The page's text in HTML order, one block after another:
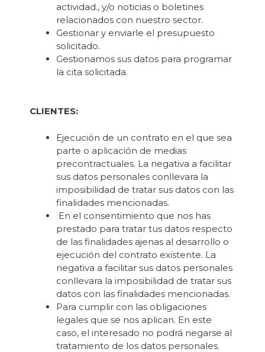
actividad., y/o noticias o boletines
relacionados con nuestro sector.
Gestionar y enviarle el presupuesto
solicitado.
Gestionamos sus datos para programar
la cita solicitada.
CLIENTES:
Ejecución de un contrato en el que sea
parte o aplicación de medias
precontractuales. La negativa a facilitar
sus datos personales conllevara la
imposibilidad de tratar sus datos con las
finalidades mencionadas.
En el consentimiento que nos has
prestado para tratar tus datos respecto
de las finalidades ajenas al desarrollo o
ejecución del contrato existente. La
negativa a facilitar sus datos personales
conllevara la imposibilidad de tratar sus
datos con las finalidades mencionadas.
Para cumplir con las obligaciones
legales que se nos aplican. En este
caso, el interesado no podrá negarse al
tratamiento de los datos personales.